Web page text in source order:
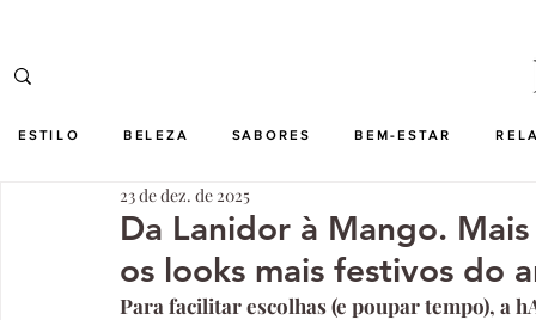
ESTILO BELEZA SABORES BEM-ESTAR
Da Lanidor à Mango.
os looks mais festivos do
23 de dez. de 2025
Para facilitar escolhas (e poupar tempo), a